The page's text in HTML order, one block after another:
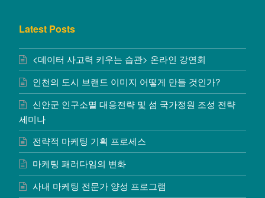
Latest Posts
<데이터 사고력 키우는 습관> 온라인 강연회
인천의 도시 브랜드 이미지 어떻게 만들 것인가?
신안군 인구소멸 대응전략 및 섬 국가정원 조성 전략
세미나
전략적 마케팅 기획 프로세스
마케팅 패러다임의 변화
사내 마케팅 전문가 양성 프로그램